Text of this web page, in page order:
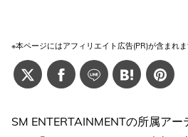
※本ページにはアフィリエイト広告(PR)が含まれ
SM ENTERTAINMENTの所属ア